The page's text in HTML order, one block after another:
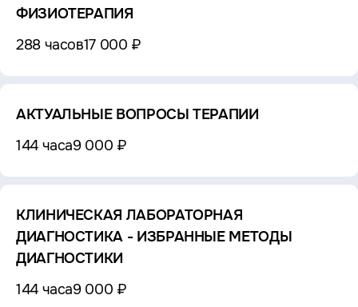
ФИЗИОТЕРАПИЯ
288 часов17 000 ₽
АКТУАЛЬНЫЕ ВОПРОСЫ ТЕРАПИИ
144 часа9 000 ₽
КЛИНИЧЕСКАЯ ЛАБОРАТОРНАЯ
ДИАГНОСТИКА - ИЗБРАННЫЕ МЕТОДЫ
ДИАГНОСТИКИ
144 часа9 000 ₽